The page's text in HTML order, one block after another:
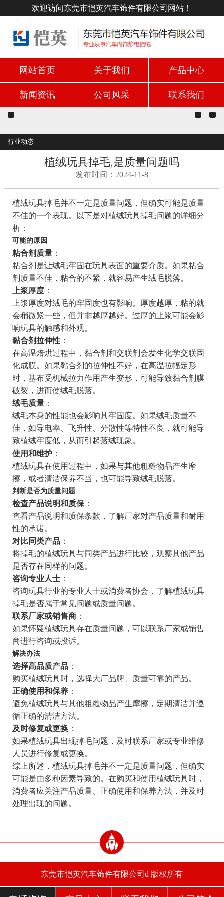
欢迎访问东莞市恺英汽车饰件有限公司网站！
网站首页 关于我们 产品中心
新闻资讯 公司风采 联系我们
行业动态
植绒玩具掉毛,是质量问题吗
发布时间：2024-11-8
植绒玩具掉毛并不一定是质量问题，但确实可能是质量
不佳的一个表现。以下是对植绒玩具掉毛问题的详细分
析：
可能的原因
粘合剂质量：
粘合剂是让绒毛牢固在玩具表面的重要介质。如果粘合
剂质量不佳，粘合的不紧，就容易产生绒毛脱落。
上浆厚度：
上浆厚度对绒毛的牢固度也有影响。厚度越厚，粘的就
会稍微紧一些，但并非越厚越好。过厚的上浆可能会影
响玩具的触感和外观。
黏合剂拉伸性：
在高温焙烘过程中，黏合剂和交联剂会发生化学交联固
化成膜。如果黏合剂的拉伸性不好，在高温拉幅定形
时，基布受机械拉力作用产生变形，可能导致黏合剂膜
破裂，进而使绒毛脱落。
绒毛质量：
绒毛本身的性能也会影响其牢固度。如果绒毛质量不
佳，如导电率、飞升性、分散性等特性不良，就可能导
致植绒牢度低，从而引起落绒现象。
使用和维护：
植绒玩具在使用过程中，如果与其他粗糙物品产生摩
擦，或者清洁保养不当，也可能导致绒毛脱落。
判断是否为质量问题
检查产品说明和质保：
查看产品说明和质保条款，了解厂家对产品质量和耐用
性的承诺。
对比同类产品：
将掉毛的植绒玩具与同类产品进行比较，观察其他产品
是否存在同样的问题。
咨询专业人士：
咨询玩具行业的专业人士或消费者协会，了解植绒玩具
掉毛是否属于常见问题或质量问题。
联系厂家或销售商：
如果怀疑植绒玩具存在质量问题，可以联系厂家或销售
商进行咨询或投诉。
解决办法
选择高品质产品：
购买植绒玩具时，选择大厂品牌、质量可靠的产品。
正确使用和保养：
避免植绒玩具与其他粗糙物品产生摩擦，定期清洁并遵
循正确的清洁方法。
及时修复或更换：
如果植绒玩具出现掉毛问题，及时联系厂家或专业维修
人员进行修复或更换。
综上所述，植绒玩具掉毛并不一定是质量问题，但确实
可能是由多种因素导致的。在购买和使用植绒玩具时，
消费者应关注产品质量、正确使用和保养方法，并及时
处理出现的问题。
东莞市恺英汽车饰件有限公司d 版权所有